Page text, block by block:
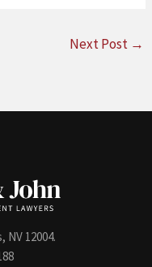
Next Post →
NV 12004.